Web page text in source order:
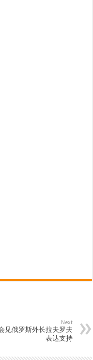
Next
见俄罗斯外长拉夫罗夫
表达支持